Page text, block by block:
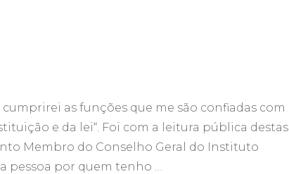
as funções que me são confiadas com
e da lei“. Foi com a leitura pública destas
Membro do Conselho Geral do Instituto
pessoa por quem tenho …